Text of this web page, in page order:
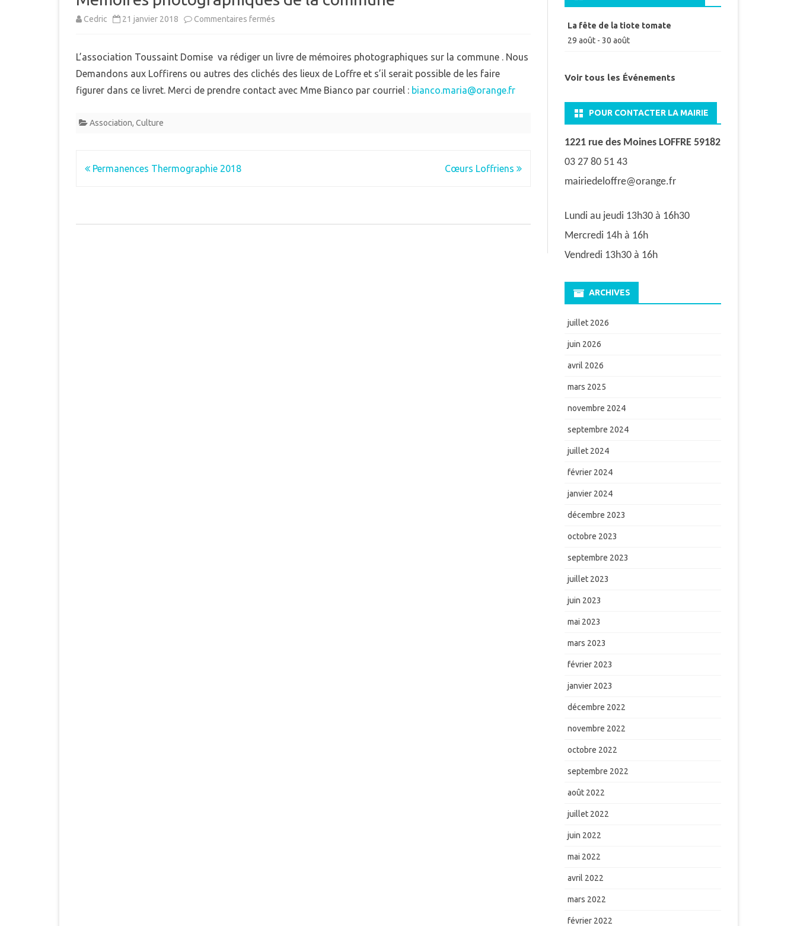
MUNICIPAL
DÉMARCHES ADMINISTRATIVES
EQUIPEMENTS
RPE (RAM)
Cedric 21 janvier 2018 Commentaires fermés
photographiques
L’association Toussaint Domise va rédiger un livre de mémoires photographiques sur la commune . Nous
Demandons aux Loffirens ou autres des clichés des lieux de Loffre et s’il serait possible de les faire
figurer dans ce livret. Merci de prendre contact avec Mme Bianco par courriel : bianco.maria@orange.fr
Association, Culture
Navigation
Permanences Thermographie 2018 Cœurs Loffriens
La fête de la tiote tomate
29 août- 30 août
Voir tous les Événements
POUR CONTACTER LA MAIRIE
1221 rue des Moines LOFFRE 59182
03 27 80 51 43
mairiedeloffre@orange.fr
Lundi au jeudi 13h30 à 16h30
Mercredi 14h à 16h
Vendredi 13h30 à 16h
ARCHIVES
juillet 2026
juin 2026
avril 2026
mars 2025
novembre 2024
septembre 2024
juillet 2024
février 2024
janvier 2024
décembre 2023
octobre 2023
septembre 2023
juillet 2023
juin 2023
mai 2023
mars 2023
février 2023
janvier 2023
décembre 2022
novembre 2022
octobre 2022
septembre 2022
août 2022
juillet 2022
juin 2022
mai 2022
avril 2022
mars 2022
février 2022